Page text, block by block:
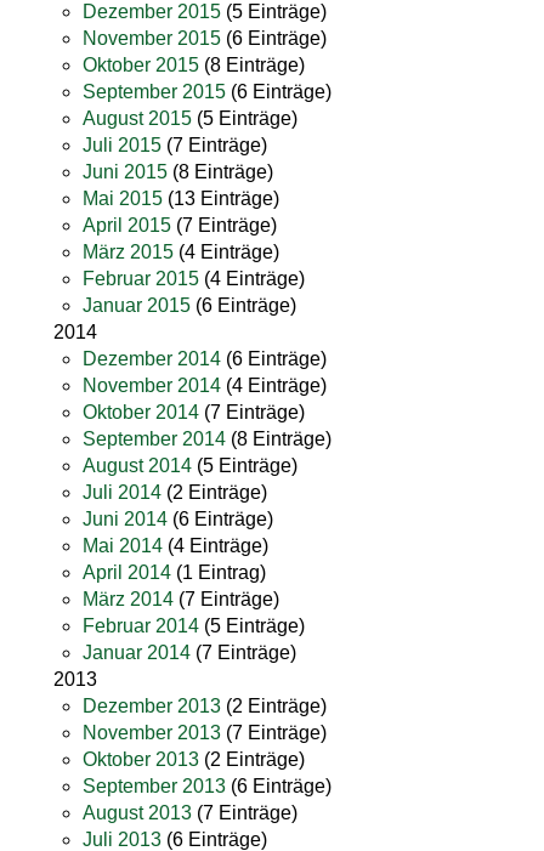
Dezember 2015 (5 Einträge)
November 2015 (6 Einträge)
Oktober 2015 (8 Einträge)
September 2015 (6 Einträge)
August 2015 (5 Einträge)
Juli 2015 (7 Einträge)
Juni 2015 (8 Einträge)
Mai 2015 (13 Einträge)
April 2015 (7 Einträge)
März 2015 (4 Einträge)
Februar 2015 (4 Einträge)
Januar 2015 (6 Einträge)
2014
Dezember 2014 (6 Einträge)
November 2014 (4 Einträge)
Oktober 2014 (7 Einträge)
September 2014 (8 Einträge)
August 2014 (5 Einträge)
Juli 2014 (2 Einträge)
Juni 2014 (6 Einträge)
Mai 2014 (4 Einträge)
April 2014 (1 Eintrag)
März 2014 (7 Einträge)
Februar 2014 (5 Einträge)
Januar 2014 (7 Einträge)
2013
Dezember 2013 (2 Einträge)
November 2013 (7 Einträge)
Oktober 2013 (2 Einträge)
September 2013 (6 Einträge)
August 2013 (7 Einträge)
Juli 2013 (6 Einträge)